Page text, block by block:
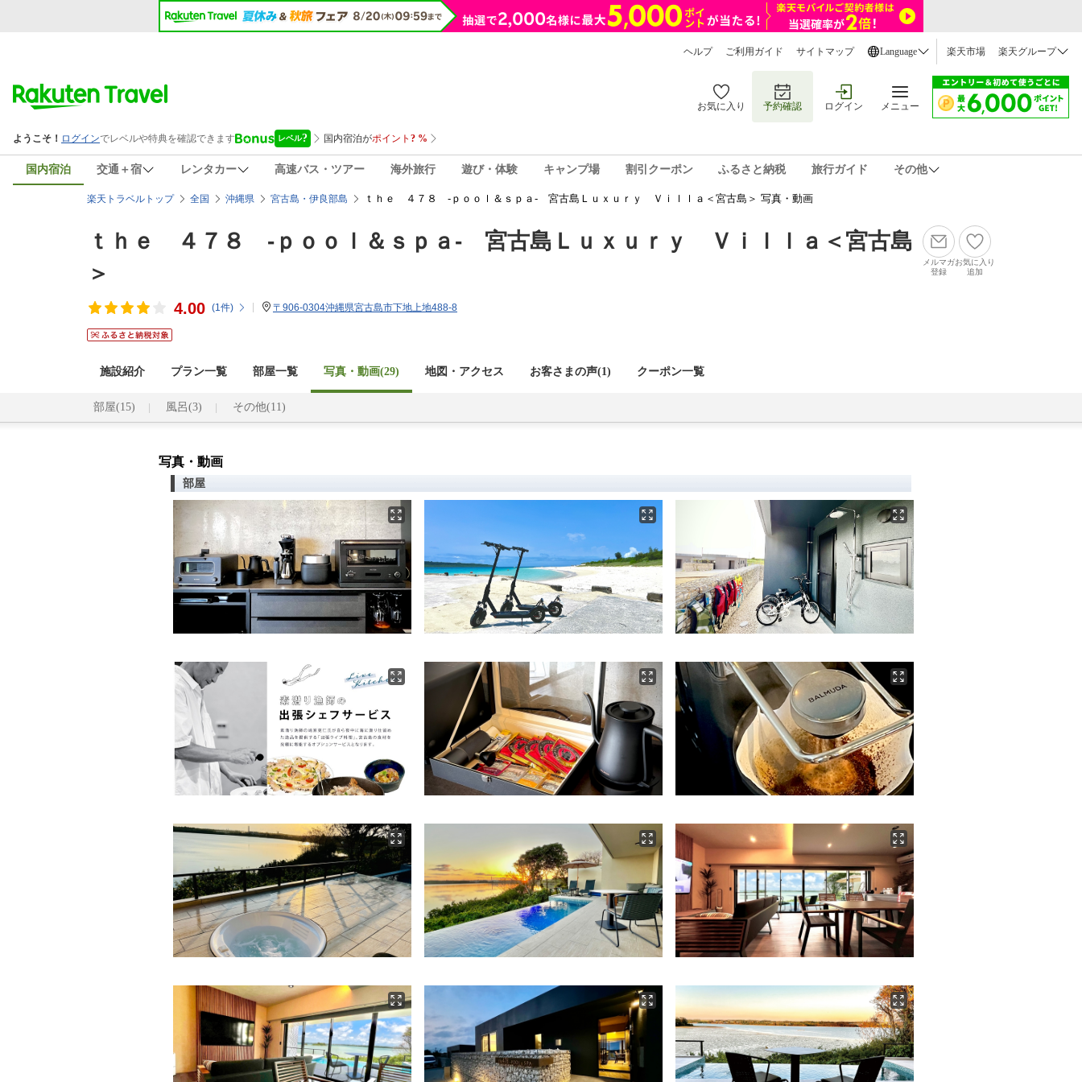
ヘルプ ご利用ガイド サイトマップ Language 楽天市場 楽天グループ
お気に入り 予約確認 ログイン メニュー
国内宿泊 交通＋宿 レンタカー 高速バス・ツアー 海外旅行 遊び・体験 キャンプ場 割引クーポン ふるさと納税 旅行ガイド その他
楽天トラベルトップ 全国 沖縄県 宮古島・伊良部島 ｔｈｅ ４７８ ‐ｐｏｏｌ＆ｓｐａ‐ 宮古島Ｌｕｘｕｒｙ Ｖｉｌｌａ＜宮古島＞ 写真・動画
ｔｈｅ ４７８ ‐ｐｏｏｌ＆ｓｐａ‐ 宮古島Ｌｕｘｕｒｙ Ｖｉｌｌａ＜宮古島
＞
4.00 (1件) 〒906-0304沖縄県宮古島市下地上地488-8
メルマガ
登録
お気に入り
追加
施設紹介 プラン一覧 部屋一覧 写真・動画(29) 地図・アクセス お客さまの声(1) クーポン一覧
部屋(15) 風呂(3) その他(11)
写真・動画
部屋